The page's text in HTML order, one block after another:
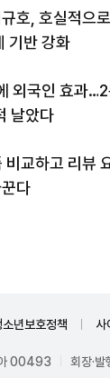
호, 호실적으
기반 강화
외국인 효과…2
날았다
비교하고 리뷰
다
소년보호정책 사
아 00493
회장·발